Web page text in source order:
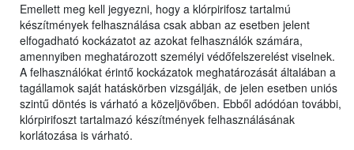
Emellett meg kell jegyezni, hogy a klórpirifosz tartalmú
készítmények felhasználása csak abban az esetben jelent
elfogadható kockázatot az azokat felhasználók számára,
amennyiben meghatározott személyi védőfelszerelést viselnek.
A felhasználókat érintő kockázatok meghatározását általában a
tagállamok saját hatáskörben vizsgálják, de jelen esetben uniós
szintű döntés is várható a közeljövőben. Ebből adódóan további,
klórpirifoszt tartalmazó készítmények felhasználásának
korlátozása is várható.